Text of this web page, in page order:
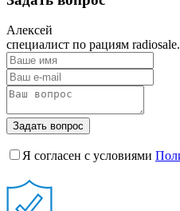
Алексей
специалист по рациям
Задать вопрос
Я согласен с условиями